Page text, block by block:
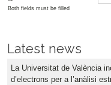
Both fields must be filled
Latest news
La Universitat de València
d’electrons per a l’anàlisi